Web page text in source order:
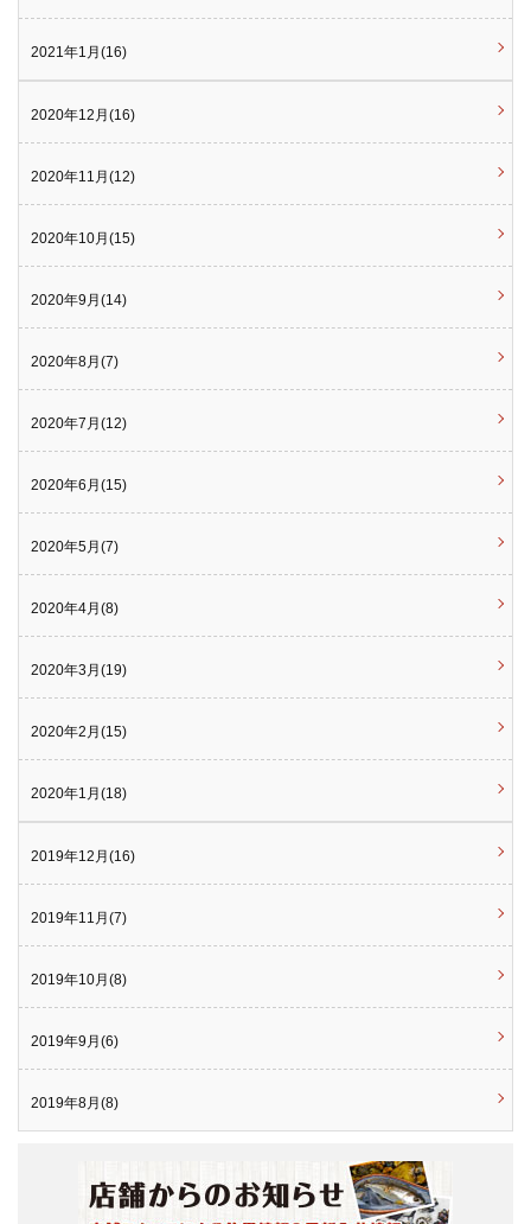
2021年1月(16)
2020年12月(16)
2020年11月(12)
2020年10月(15)
2020年9月(14)
2020年8月(7)
2020年7月(12)
2020年6月(15)
2020年5月(7)
2020年4月(8)
2020年3月(19)
2020年2月(15)
2020年1月(18)
2019年12月(16)
2019年11月(7)
2019年10月(8)
2019年9月(6)
2019年8月(8)